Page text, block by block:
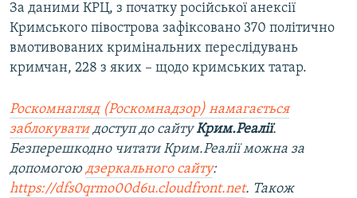
За даними КРЦ, з початку російської анексії
Кримського півострова зафіксовано 370 політично
вмотивованих кримінальних переслідувань
кримчан, 228 з яких – щодо кримських татар.
Роскомнагляд (Роскомнадзор) намагається
заблокуватидоступ до сайтуКрим.Реалії.
Безперешкодно читати Крим.Реалії можна за
допомогою дзеркального сайту:
https://dfs0qrmo00d6u.cloudfront.net. Також